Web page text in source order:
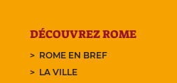
DÉCOUVREZ ROME
ROME EN BREF
LA VILLE